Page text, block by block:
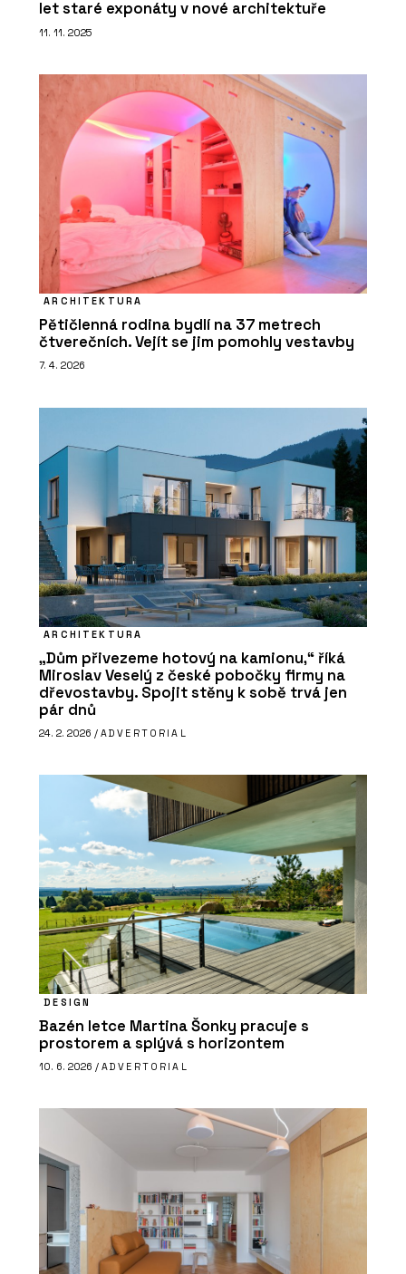
let staré exponáty v nové architektuře
11. 11. 2025
ARCHITEKTURA
Pětičlenná rodina bydlí na 37 metrech
čtverečních. Vejít se jim pomohly vestavby
7. 4. 2026
ARCHITEKTURA
„Dům přivezeme hotový na kamionu,“ říká
Miroslav Veselý z české pobočky firmy na
dřevostavby. Spojit stěny k sobě trvá jen
pár dnů
24. 2. 2026 / ADVERTORIAL
DESIGN
Bazén letce Martina Šonky pracuje s
prostorem a splývá s horizontem
10. 6. 2026 / ADVERTORIAL